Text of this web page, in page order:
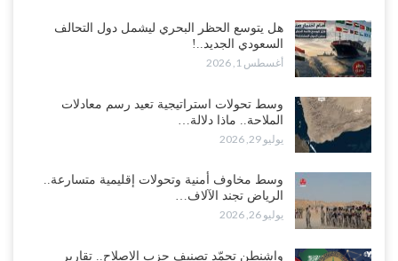
هل يتوسع الحظر البحري ليشمل دول التحالف
السعودي الجديد..!
أغسطس 1, 2026
وسط تحولات استراتيجية تعيد رسم معادلات
الملاحة.. ماذا دلالة…
يوليو 29, 2026
وسط مخاوف أمنية وتحولات إقليمية متسارعة..
الرياض تجند الآلاف…
يوليو 26, 2026
واشنطن تجمّد تصنيف حزب الإصلاح.. تقارير